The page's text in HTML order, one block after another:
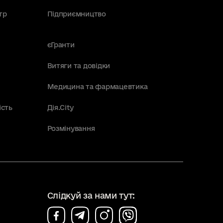
Підприємництво
єГранти
Витяги та довідки
Медицина та фармацевтика
Дія.City
Розмінування
Слідкуй за нами тут: